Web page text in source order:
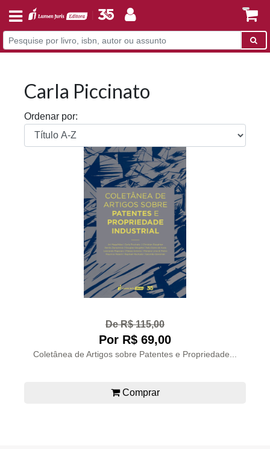
Carla Piccinato
Ordenar por:
De R$ 115,00
Por R$ 69,00
Coletânea de Artigos sobre Patentes e Propriedade...
Comprar